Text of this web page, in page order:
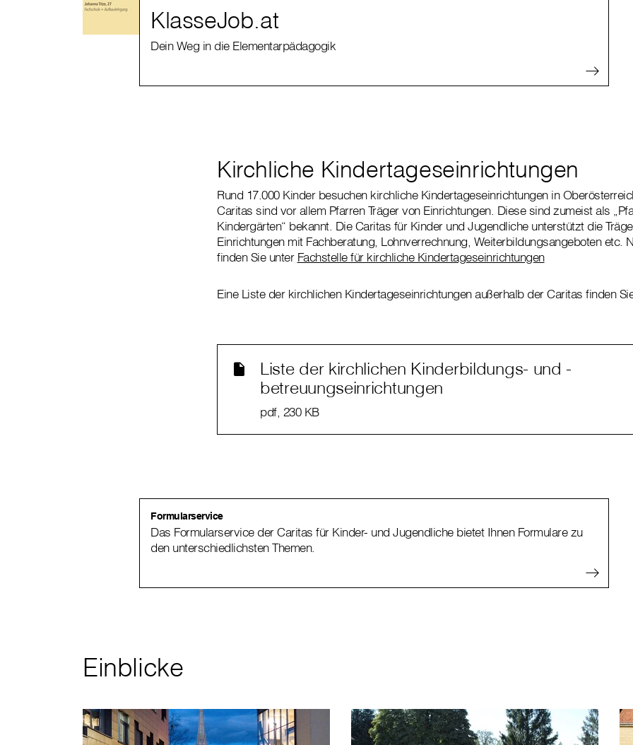
KlasseJob.at
Dein Weg in die Elementarpädagogik
Kirchliche Kindertageseinrichtungen
Rund 17.000 Kinder besuchen kirchliche Kindertageseinrichtungen in
Caritas sind vor allem Pfarren Träger von Einrichtungen. Diese sind zumeist als
Kindergärten“ bekannt. Die Caritas für Kinder und Jugendliche unterstützt die
Einrichtungen mit Fachberatung, Lohnverrechnung, Weiterbildungsangeboten etc.
finden Sie unter Fachstelle für kirchliche Kindertageseinrichtungen
Eine Liste der kirchlichen Kindertageseinrichtungen außerhalb der Caritas finden
Liste der kirchlichen Kinderbildungs- und -
betreuungseinrichtungen
pdf, 230 KB
Formularservice
Das Formularservice der Caritas für Kinder- und Jugendliche bietet Ihnen Formulare zu
den unterschiedlichsten Themen.
Einblicke